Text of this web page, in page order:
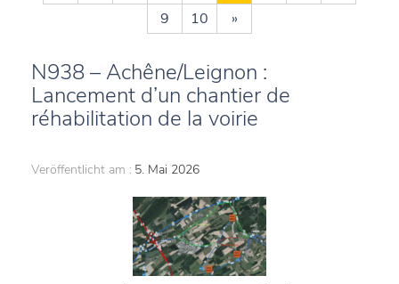
9
10 »
N938 – Achêne/Leignon :
Lancement d’un chantier de
réhabilitation de la voirie
Veröffentlicht am : 5. Mai 2026